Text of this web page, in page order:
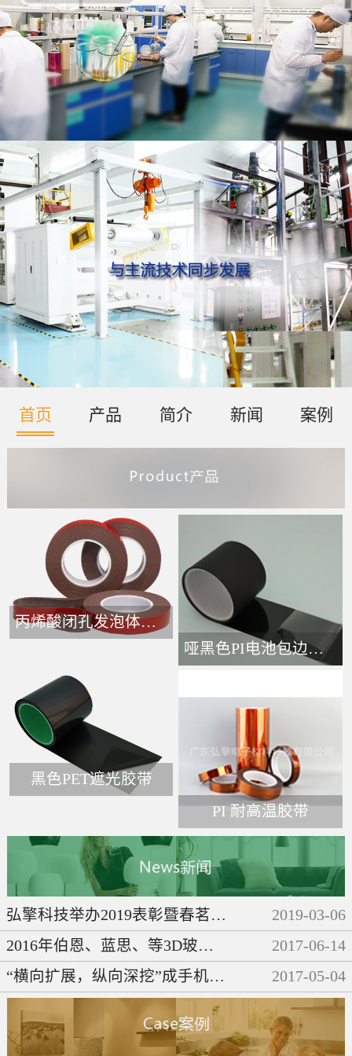
首页 产品 简介 新闻 案例
丙烯酸闭孔发泡体胶带-
哑黑色PI电池包边接头胶带
黑色PET遮光胶带
PI 耐高温胶带
弘擎科技举办2019表彰暨春茗晚会 2019-03-06
2016年伯恩、蓝思、等3D玻璃企业们都做了些啥呢？
2017-06-14
“横向扩展，纵向深挖”成手机产业链发展必然趋势
2017-05-04